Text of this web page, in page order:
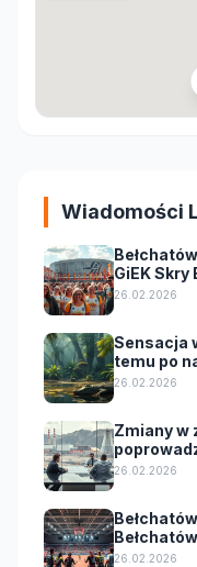
Wiadomości
GiEK
Wielkie
26.02.2026
Sensacja
temu po
krokodyl!
26.02.2026
Zmiany w
26.02.2026
Rzeszów
26.02.2026